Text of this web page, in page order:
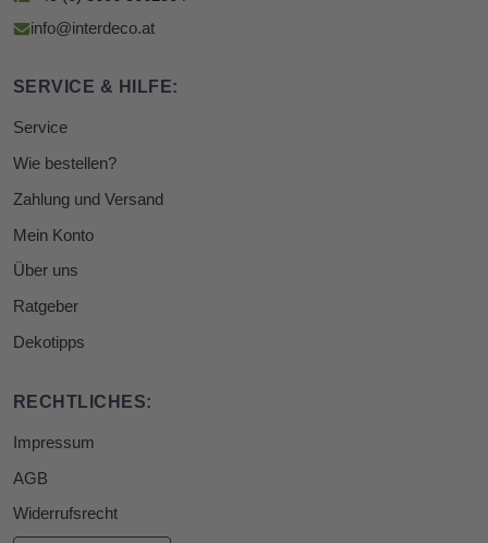
info@interdeco.at
SERVICE & HILFE:
Service
Wie bestellen?
Zahlung und Versand
Mein Konto
Über uns
Ratgeber
Dekotipps
RECHTLICHES:
Impressum
AGB
Widerrufsrecht